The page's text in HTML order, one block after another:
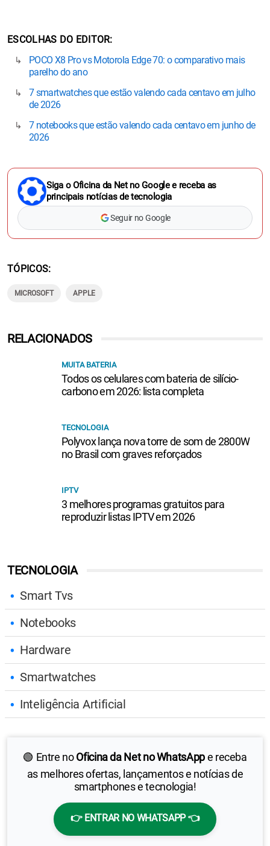
ESCOLHAS DO EDITOR
POCO X8 Pro vs Motorola Edge 70: o comparativo mais
parelho do ano
7 smartwatches que estão valendo cada centavo em julho
de 2026
7 notebooks que estão valendo cada centavo em junho de
2026
Siga o Oficina da Net no Google e receba as
principais notícias de tecnologia
Seguir no Google
TÓPICOS
MICROSOFT APPLE
TECNOLOGIA
Smart Tvs
Notebooks
Hardware
Smartwatches
Inteligência Artificial
🟢 Entre noOficina da Net no WhatsAppe receba
as melhores ofertas, lançamentos e notícias de
smartphones e tecnologia!
👉 ENTRAR NO WHATSAPP 👈
RELACIONADOS
MUITA BATERIA
Todos os celulares com bateria de silício-
carbono em 2026: lista completa
TECNOLOGIA
Polyvox lança nova torre de som de 2800W
no Brasil com graves reforçados
IPTV
3 melhores programas gratuitos para
reproduzir listas IPTV em 2026